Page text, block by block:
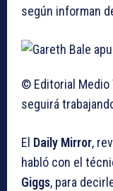
según informan
© Editorial Medio
seguirá
El Daily Mirror,
habló con el
Giggs, para